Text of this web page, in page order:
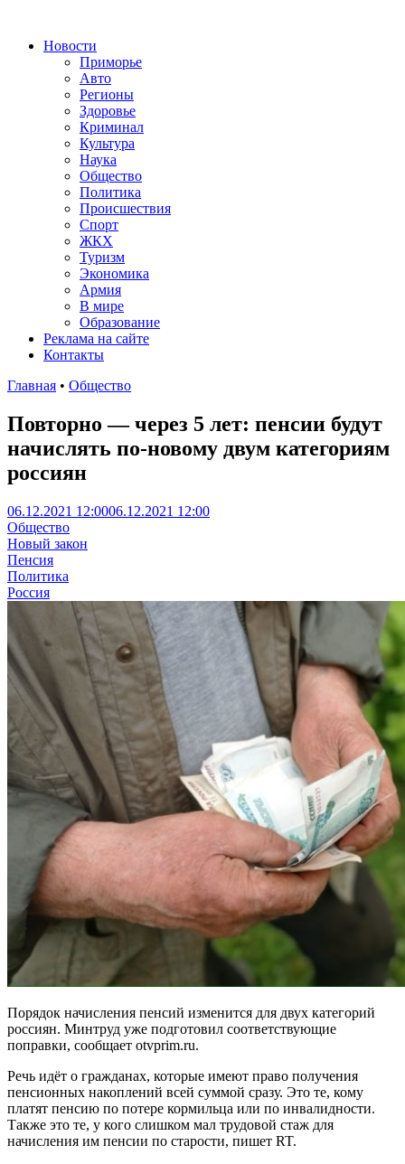
Новости
Приморье
Авто
Регионы
Здоровье
Криминал
Культура
Наука
Общество
Политика
Происшествия
Спорт
ЖКХ
Туризм
Экономика
Армия
В мире
Образование
Реклама на сайте
Контакты
Главная • Общество
Повторно — через 5 лет: пенсии будут
начислять по-новому двум категориям
россиян
06.12.2021 12:0006.12.2021 12:00
Общество
Новый закон
Пенсия
Политика
Россия
Порядок начисления пенсий изменится для двух категорий
россиян. Минтруд уже подготовил соответствующие
поправки, сообщает otvprim.ru.
Речь идёт о гражданах, которые имеют право получения
пенсионных накоплений всей суммой сразу. Это те, кому
платят пенсию по потере кормильца или по инвалидности.
Также это те, у кого слишком мал трудовой стаж для
начисления им пенсии по старости, пишет RT.